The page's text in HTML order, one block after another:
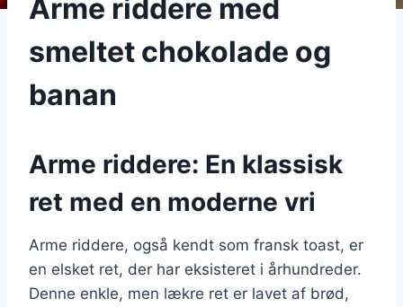
Arme riddere med
smeltet chokolade og
banan
Arme riddere: En klassisk
ret med en moderne vri
Arme riddere, også kendt som fransk toast, er
en elsket ret, der har eksisteret i århundreder.
Denne enkle, men lækre ret er lavet af brød,